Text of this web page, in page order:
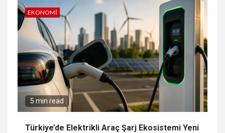
EKONOMI
5 min read
Türkiye’de Elektrikli Araç Şarj Ekosistemi Yeni